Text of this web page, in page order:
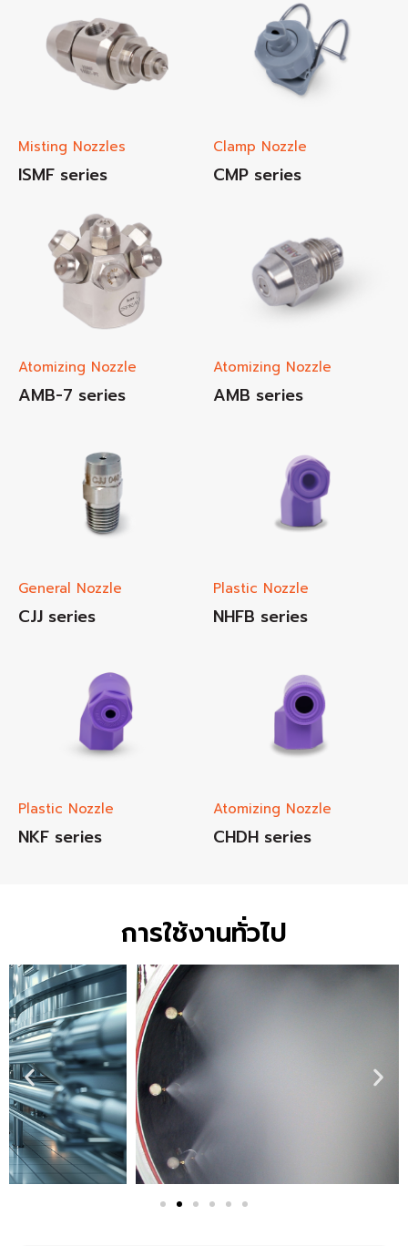
Misting Nozzles
ISMF series
Clamp Nozzle
CMP series
Atomizing Nozzle
AMB-7 series
Atomizing Nozzle
AMB series
General Nozzle
CJJ series
Plastic Nozzle
NHFB series
Plastic Nozzle
NKF series
Atomizing Nozzle
CHDH series
การใช้งานทั่วไป